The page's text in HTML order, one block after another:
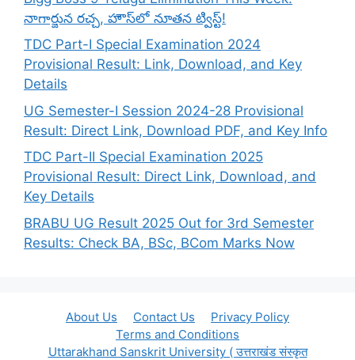
నాగార్జున రచ్చ, హౌస్‌లో నూతన ట్విస్ట్!
TDC Part-I Special Examination 2024
Provisional Result: Link, Download, and Key
Details
UG Semester-I Session 2024-28 Provisional
Result: Direct Link, Download PDF, and Key Info
TDC Part-II Special Examination 2025
Provisional Result: Direct Link, Download, and
Key Details
BRABU UG Result 2025 Out for 3rd Semester
Results: Check BA, BSc, BCom Marks Now
About Us Contact Us
Privacy Policy
Terms and Conditions
Uttarakhand Sanskrit University ( उत्तराखंड संस्कृत